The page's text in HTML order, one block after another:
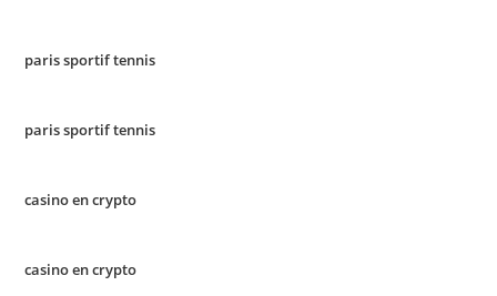
paris sportif tennis
paris sportif tennis
casino en crypto
casino en crypto